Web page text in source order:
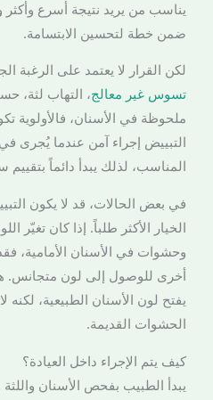
يناسب من يريد نتيجة أسرع
ضمن خطة لتحسين الابتسامة.
لكن القرار لا يعتمد على الرغبة
تسوس غير معالج، التهاب لثة،
ملحوظة في الأسنان، فالأولوية
التبييض إجراء آمن عندما يُجرى
المناسب، لذلك يبدأ دائماً
في بعض الحالات، قد لا يكون
الخيار الأكثر طلباً. إذا كان تغيّر
وحشوات في الأسنان الأمامية،
أخرى للوصول إلى لون متجانس.
يفتح لون الأسنان الطبيعية، لكنه
الحشوات القديمة.
كيف يتم الإجراء داخل العيادة؟
يبدأ الطبيب بفحص الأسنان